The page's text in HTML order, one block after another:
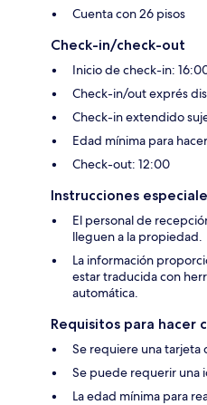
Cuenta con 26 pisos
Check-in/check-out
Inicio de check-in:
Check-in/out exprés
Check-in extendido
Edad mínima para
Check-out: 12:00
Instrucciones
El personal de
lleguen a la propiedad.
La información
estar traducida con
automática.
Requisitos para hacer
Se requiere una tarjeta
Se puede requerir una
La edad mínima para